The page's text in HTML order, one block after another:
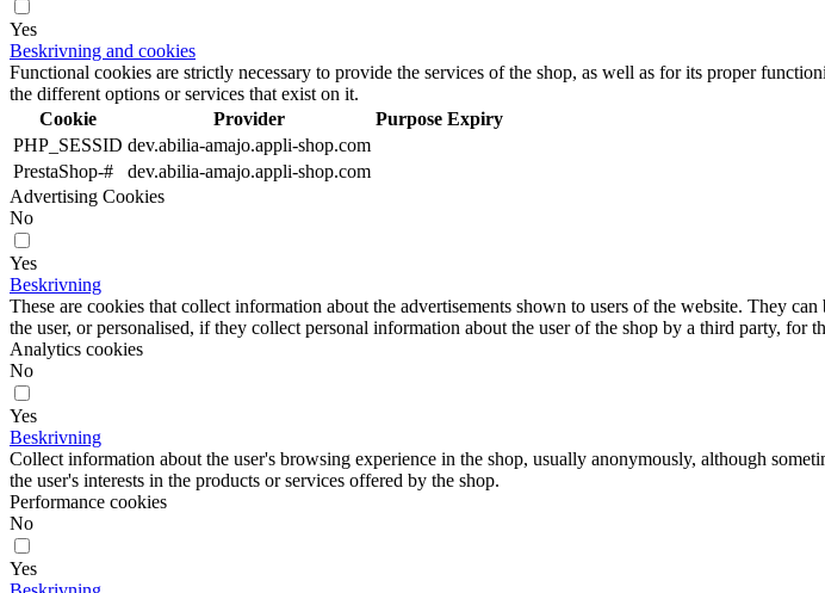
Yes
Beskrivning and cookies
Functional cookies are strictly necessary to provide the services of the shop, as well as for its proper
the different options or services that exist on it.
Cookie
Provider Purpose Expiry
PHP_SESSID dev.abilia-amajo.appli-shop.com
PrestaShop-#
dev.abilia-amajo.appli-shop.com
Advertising Cookies
No
Yes
Beskrivning
These are cookies that collect information about the advertisements shown to users of the website. They
the user, or personalised, if they collect personal information about the user of the shop by a third party, for
Analytics cookies
No
Yes
Beskrivning
Collect information about the user's browsing experience in the shop, usually anonymously, although
the user's interests in the products or services offered by the shop.
Performance cookies
No
Yes